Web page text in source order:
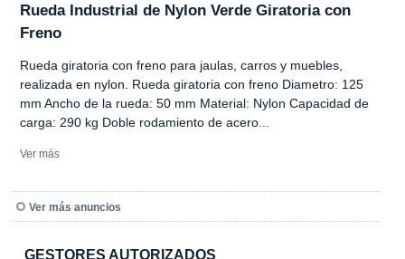
Rueda Industrial de Nylon Verde Giratoria con
Freno
Rueda giratoria con freno para jaulas, carros y muebles,
realizada en nylon. Rueda giratoria con freno Diametro: 125
mm Ancho de la rueda: 50 mm Material: Nylon Capacidad de
carga: 290 kg Doble rodamiento de acero...
Ver más
Ver más anuncios
GESTORES AUTORIZADOS